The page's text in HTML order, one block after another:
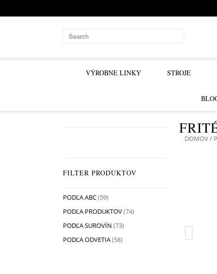
VÝROBNE LINKY STROJE
DOMOV/
FILTER PRODUKTOV
PODĽA ABC(59)
PODĽA PRODUKTOV(74)
PODĽA SUROVÍN (73)
PODĽA ODVETIA(58)